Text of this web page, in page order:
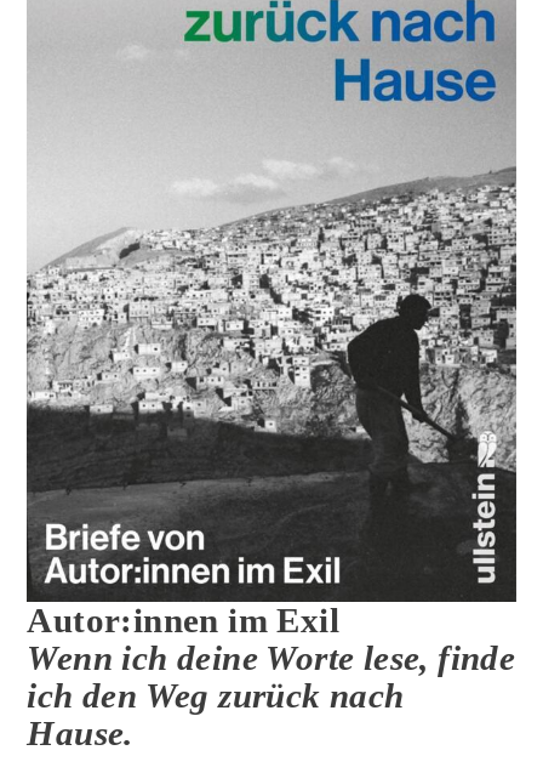
Autor:innen im Exil
Wenn ich deine Worte lese, finde
ich den Weg zurück nach
Hause.